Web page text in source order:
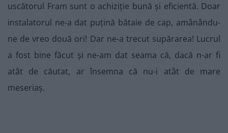
uscătorul Fram sunt o achiziție bună și eficientă. Doar
instalatorul ne-a dat puțină bătaie de cap, amânându-
ne de vreo două ori! Dar ne-a trecut supărarea! Lucrul
a fost bine făcut și ne-am dat seama că, dacă n-ar fi
atât de căutat, ar însemna că nu-i atât de mare
meseriaș.